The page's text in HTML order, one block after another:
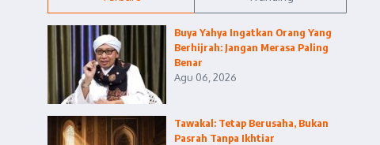
Buya Yahya Ingatkan Orang Yang
Berhijrah: Jangan Merasa Paling
Benar
Agu 06, 2026
Tawakal: Tetap Berusaha, Bukan
Pasrah Tanpa Ikhtiar